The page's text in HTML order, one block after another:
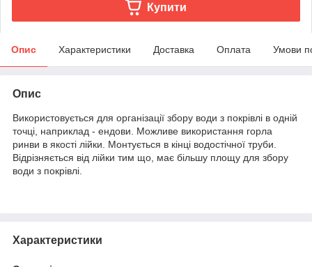
Купити
Опис Характеристики Доставка Оплата Умови
Опис
Використовується для організації збору води з покрівлі в одній
точці, наприклад - ендови. Можливе використання горла
ринви в якості лійки. Монтується в кінці водостічної труби.
Відрізняється від лійки тим що, має більшу площу для збору
води з покрівлі.
Характеристики